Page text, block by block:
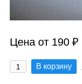
Цена от 190 ₽
В корзину